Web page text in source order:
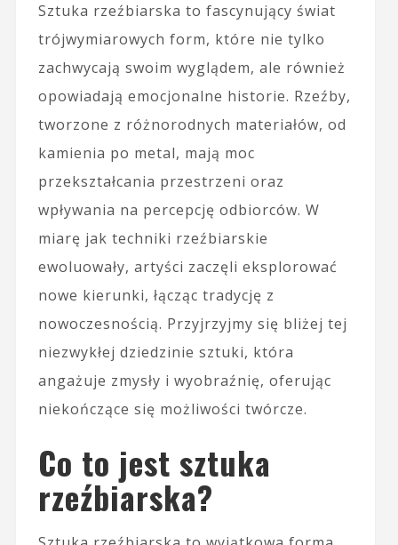
Sztuka rzeźbiarska to fascynujący świat
trójwymiarowych form, które nie tylko
zachwycają swoim wyglądem, ale również
opowiadają emocjonalne historie. Rzeźby,
tworzone z różnorodnych materiałów, od
kamienia po metal, mają moc
przekształcania przestrzeni oraz
wpływania na percepcję odbiorców. W
miarę jak techniki rzeźbiarskie
ewoluowały, artyści zaczęli eksplorować
nowe kierunki, łącząc tradycję z
nowoczesnością. Przyjrzyjmy się bliżej tej
niezwykłej dziedzinie sztuki, która
angażuje zmysły i wyobraźnię, oferując
niekończące się możliwości twórcze.
Co to jest sztuka
rzeźbiarska?